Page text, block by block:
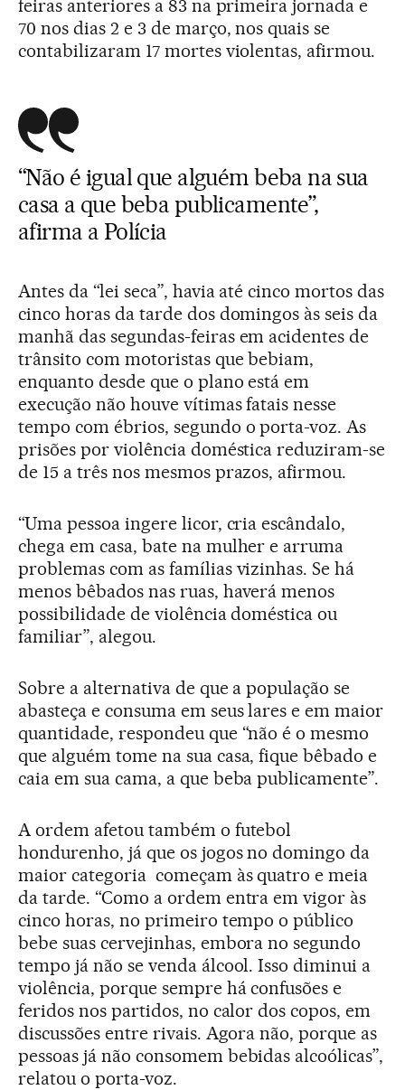
feiras anteriores a 83 na primeira jornada e
70 nos dias 2 e 3 de março, nos quais se
contabilizaram 17 mortes violentas, afirmou.
“Não é igual que alguém beba na sua
casa a que beba publicamente”,
afirma a Polícia
Antes da “lei seca”, havia até cinco mortos das
cinco horas da tarde dos domingos às seis da
manhã das segundas-feiras em acidentes de
trânsito com motoristas que bebiam,
enquanto desde que o plano está em
execução não houve vítimas fatais nesse
tempo com ébrios, segundo o porta-voz. As
prisões por violência doméstica reduziram-se
de 15 a três nos mesmos prazos, afirmou.
“Uma pessoa ingere licor, cria escândalo,
chega em casa, bate na mulher e arruma
problemas com as famílias vizinhas. Se há
menos bêbados nas ruas, haverá menos
possibilidade de violência doméstica ou
familiar”, alegou.
Sobre a alternativa de que a população se
abasteça e consuma em seus lares e em maior
quantidade, respondeu que “não é o mesmo
que alguém tome na sua casa, fique bêbado e
caia em sua cama, a que beba publicamente”.
A ordem afetou também o futebol
hondurenho, já que os jogos no domingo da
maior categoria começam às quatro e meia
da tarde. “Como a ordem entra em vigor às
cinco horas, no primeiro tempo o público
bebe suas cervejinhas, embora no segundo
tempo já não se venda álcool. Isso diminui a
violência, porque sempre há confusões e
feridos nos partidos, no calor dos copos, em
discussões entre rivais. Agora não, porque as
pessoas já não consomem bebidas alcoólicas”,
relatou o porta-voz.